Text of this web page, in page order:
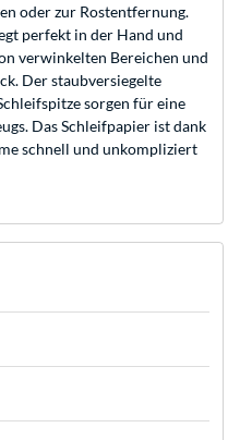
oder zur Rostentfernung.
perfekt in der Hand und
verwinkelten Bereichen und
Der staubversiegelte
sorgen für eine
Das Schleifpapier ist dank
schnell und unkompliziert